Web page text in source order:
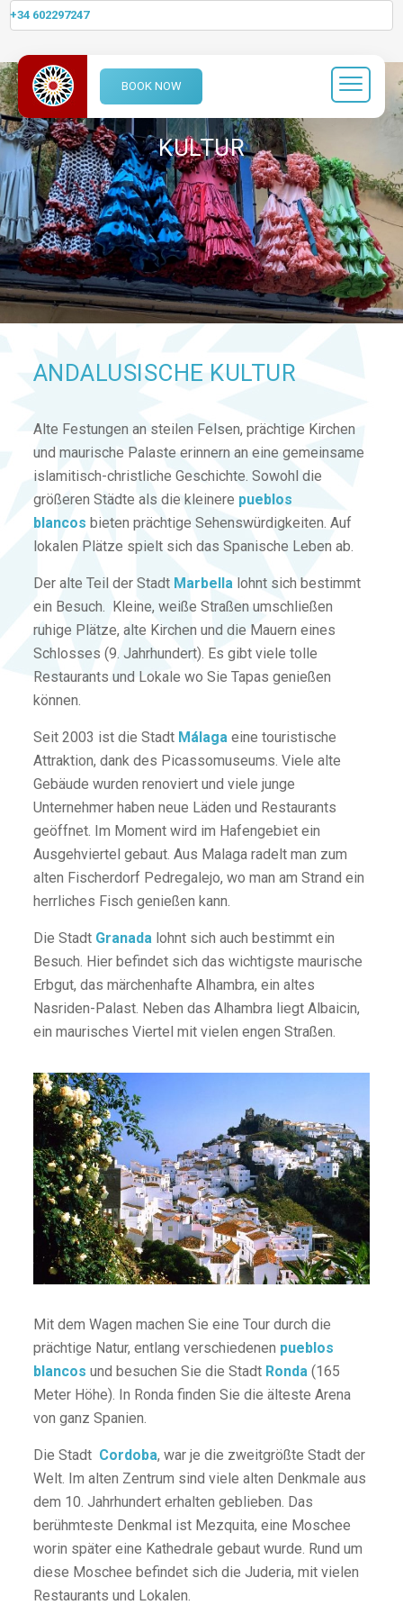
+34 602297247
BOOK NOW
KULTUR
ANDALUSISCHE KULTUR
Alte Festungen an steilen Felsen, prächtige Kirchen
und maurische Palaste erinnern an eine gemeinsame
islamitisch-christliche Geschichte. Sowohl die
größeren Städte als die kleinere pueblos
blancos bieten prächtige Sehenswürdigkeiten. Auf
lokalen Plätze spielt sich das Spanische Leben ab.
Der alte Teil der Stadt Marbella lohnt sich bestimmt
ein Besuch. Kleine, weiße Straßen umschließen
ruhige Plätze, alte Kirchen und die Mauern eines
Schlosses (9. Jahrhundert). Es gibt viele tolle
Restaurants und Lokale wo Sie Tapas genießen
können.
Seit 2003 ist die Stadt Málaga eine touristische
Attraktion, dank des Picassomuseums. Viele alte
Gebäude wurden renoviert und viele junge
Unternehmer haben neue Läden und Restaurants
geöffnet. Im Moment wird im Hafengebiet ein
Ausgehviertel gebaut. Aus Malaga radelt man zum
alten Fischerdorf Pedregalejo, wo man am Strand ein
herrliches Fisch genießen kann.
Die Stadt Granadalohnt sich auch bestimmt ein
Besuch. Hier befindet sich das wichtigste maurische
Erbgut, das märchenhafte Alhambra, ein altes
Nasriden-Palast. Neben das Alhambra liegt Albaicin,
ein maurisches Viertel mit vielen engen Straßen.
Mit dem Wagen machen Sie eine Tour durch die
prächtige Natur, entlang verschiedenen pueblos
blancos und besuchen Sie die Stadt Ronda(165
Meter Höhe). In Ronda finden Sie die älteste Arena
von ganz Spanien.
Die Stadt Cordoba, war je die zweitgrößte Stadt der
Welt. Im alten Zentrum sind viele alten Denkmale aus
dem 10. Jahrhundert erhalten geblieben. Das
berühmteste Denkmal ist Mezquita, eine Moschee
worin später eine Kathedrale gebaut wurde. Rund um
diese Moschee befindet sich die Juderia, mit vielen
Restaurants und Lokalen.